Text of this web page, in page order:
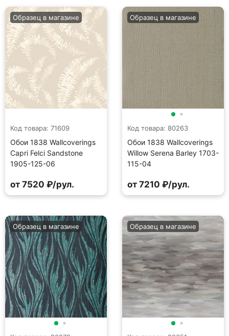
Код товара: 71609
Обои 1838 Wallcoverings
Capri Felci Sandstone
1905-125-06
Образец в магазине
от 7520 ₽/рул.
Код товара: 80263
Обои 1838 Wallcoverings
Willow Serena Barley 1703-
115-04
Образец в магазине
от 7210 ₽/рул.
Образец в магазине Образец в магазине